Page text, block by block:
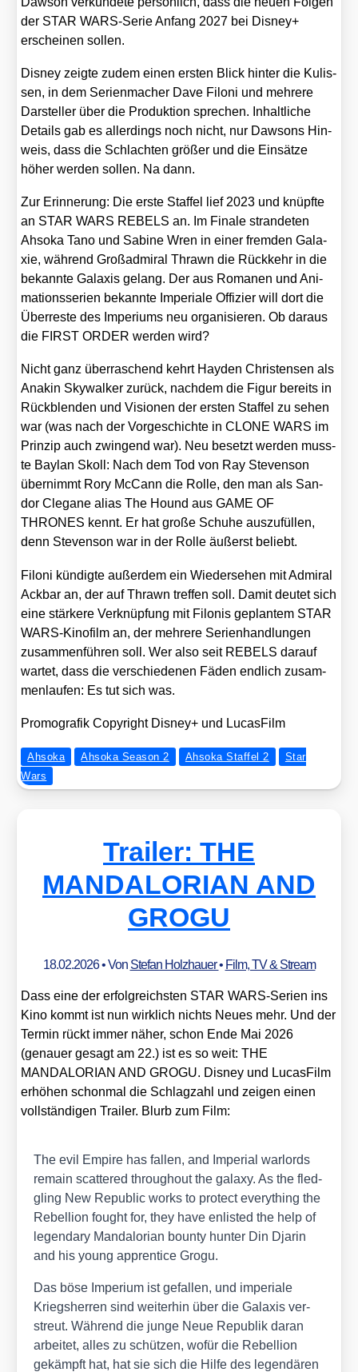
der STAR WARS-Serie Anfang 2027 bei Dis­ney+
erschei­nen sol­len.
Dis­ney zeig­te zudem einen ers­ten Blick hin­ter die Kulis­
sen, in dem Seri­en­ma­cher Dave Filo­ni und meh­re­re
Dar­stel­ler über die Pro­duk­ti­on spre­chen. Inhalt­li­che
Details gab es aller­dings noch nicht, nur Daw­sons Hin­
weis, dass die Schlach­ten grö­ßer und die Ein­sät­ze
höher wer­den sol­len. Na dann.
Zur Erin­ne­rung: Die ers­te Staf­fel lief 2023 und knüpf­te
an STAR WARS REBELS an. Im Fina­le stran­de­ten
Ahso­ka Tano und Sabi­ne Wren in einer frem­den Gala­
xie, wäh­rend Groß­ad­mi­ral Thrawn die Rück­kehr in die
bekann­te Gala­xis gelang. Der aus Roma­nen und Ani­
ma­ti­ons­se­ri­en bekann­te Impe­ri­ale Offi­zier will dort die
Über­res­te des Impe­ri­ums neu orga­ni­sie­ren. Ob dar­aus
die FIRST ORDER wer­den wird?
Nicht ganz über­ra­schend kehrt Hay­den Chris­ten­sen als
Ana­kin Sky­wal­ker zurück, nach­dem die Figur bereits in
Rück­blen­den und Visio­nen der ers­ten Staf­fel zu sehen
war (was nach der Vor­ge­schich­te in CLONE WARS im
Prin­zip auch zwin­gend war). Neu besetzt wer­den muss­
te Bay­lan Skoll: Nach dem Tod von Ray Ste­ven­son
über­nimmt Rory McCann die Rol­le, den man als San­
dor Cle­ga­ne ali­as The Hound aus GAME OF
THRONES kennt. Er hat gro­ße Schu­he aus­zu­fül­len,
denn Ste­ven­son war in der Rol­le äußerst beliebt.
Filo­ni kün­dig­te außer­dem ein Wie­der­se­hen mit Admi­ral
Ack­bar an, der auf Thrawn tref­fen soll. Damit deu­tet sich
eine stär­ke­re Ver­knüp­fung mit Filo­nis geplan­tem STAR
WARS-Kino­­­film an, der meh­re­re Seri­en­hand­lun­gen
zusam­men­füh­ren soll. Wer also seit REBELS dar­auf
war­tet, dass die ver­schie­de­nen Fäden end­lich zusam­
men­lau­fen: Es tut sich was.
Pro­mo­gra­fik Copy­right Dis­ney+ und Lucas­Film
Ahsoka Ahsoka Season 2 Ahsoka Staffel 2
Star
Wars
Trailer: THE
MANDALORIAN AND
GROGU
18.02.2026• Von Stefan Holzhauer• Film, TV & Stream
Dass eine der erfolg­reichs­ten STAR WARS-Seri­en ins
Kino kommt ist nun wirk­lich nichts Neu­es mehr. Und der
Ter­min rückt immer näher, schon Ende Mai 2026
(genau­er gesagt am 22.) ist es so weit: THE
MANDALORIAN AND GROGU. Dis­ney und Lucas­Film
erhö­hen schon­mal die Schlag­zahl und zei­gen einen
voll­stän­di­gen Trai­ler. Blurb zum Film:
The evil Empire has fal­len, and Impe­ri­al war­lords
remain scat­te­red throug­hout the gala­xy. As the fled­
gling New Repu­blic works to pro­tect ever­y­thing the
Rebel­li­on fought for, they have enlis­ted the help of
legen­da­ry Man­dalo­ri­an boun­ty hun­ter Din Dja­rin
and his young app­ren­ti­ce Gro­gu.
Das böse Impe­ri­um ist gefal­len, und impe­ria­le
Kriegs­her­ren sind wei­ter­hin über die Gala­xis ver­
streut. Wäh­rend die jun­ge Neue Repu­blik dar­an
arbei­tet, alles zu schüt­zen, wofür die Rebel­li­on
gekämpft hat, hat sie sich die Hil­fe des legen­dä­ren